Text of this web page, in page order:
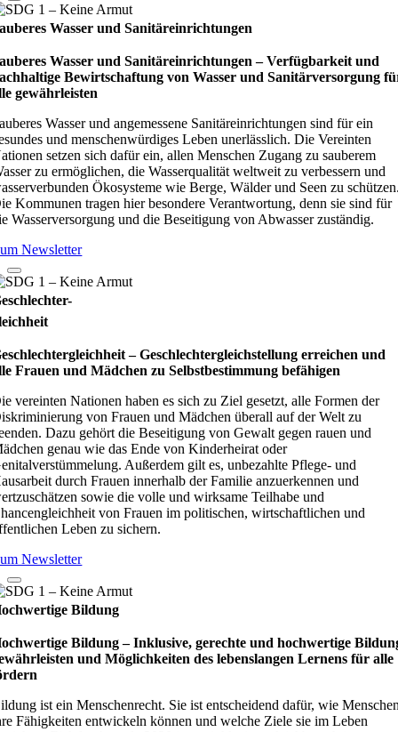
Wasser und Sanitäreinrichtungen
Wasser und Sanitäreinrichtungen – Verfügbarkeit und
Bewirtschaftung von Wasser und Sanitärversorgung
gewährleisten
Wasser und angemessene Sanitäreinrichtungen sind für ein
und menschenwürdiges Leben unerlässlich. Die Vereinten
setzen sich dafür ein, allen Menschen Zugang zu sauberem
zu ermöglichen, die Wasserqualität weltweit zu verbessern und
Ökosysteme wie Berge, Wälder und Seen zu
Kommunen tragen hier besondere Verantwortung, denn sie sind für
Wasserversorgung und die Beseitigung von Abwasser zuständig.
Newsletter
– Geschlechtergleichstellung erreichen und
Frauen und Mädchen zu Selbstbestimmung befähigen
vereinten Nationen haben es sich zu Ziel gesetzt, alle Formen der
von Frauen und Mädchen überall auf der Welt zu
Dazu gehört die Beseitigung von Gewalt gegen rauen und
genau wie das Ende von Kinderheirat oder
Außerdem gilt es, unbezahlte Pflege- und
durch Frauen innerhalb der Familie anzuerkennen und
sowie die volle und wirksame Teilhabe und
von Frauen im politischen, wirtschaftlichen und
Leben zu sichern.
Newsletter
Bildung
Bildung – Inklusive, gerechte und hochwertige
und Möglichkeiten des lebenslangen Lernens für alle
ist ein Menschenrecht. Sie ist entscheidend dafür, wie
Fähigkeiten entwickeln können und welche Ziele sie im Leben